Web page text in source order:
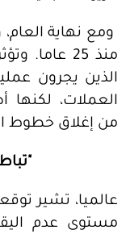
ومع نهاية
منذ 25
الذين يجرون
العملات، لكنها
من إغلاق خطوط
عالميا، تشير
مستوى عدم